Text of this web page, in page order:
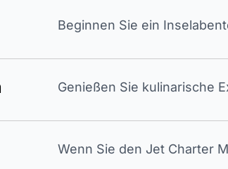
Beginnen Sie ein
Genießen Sie kulinarische
Wenn Sie den Jet Charter